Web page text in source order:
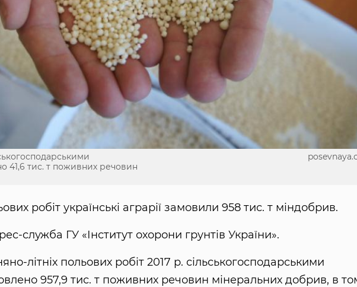
41,6 тис. т поживних речовин
робіт українські аграрії замовили 958 тис. т міндобрив.
служба ГУ «Інститут охорони грунтів України».
літніх польових робіт 2017 р. сільськогосподарськими
957,9 тис. т поживних речовин мінеральних добрив, в